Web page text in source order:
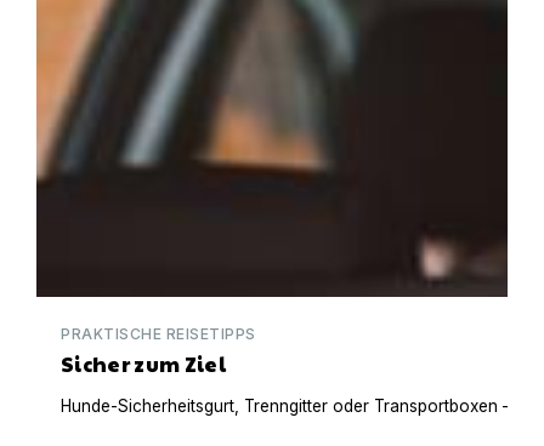
PRAKTISCHE REISETIPPS
Sicher zum Ziel
Hunde-Sicherheitsgurt, Trenngitter oder Transportboxen –